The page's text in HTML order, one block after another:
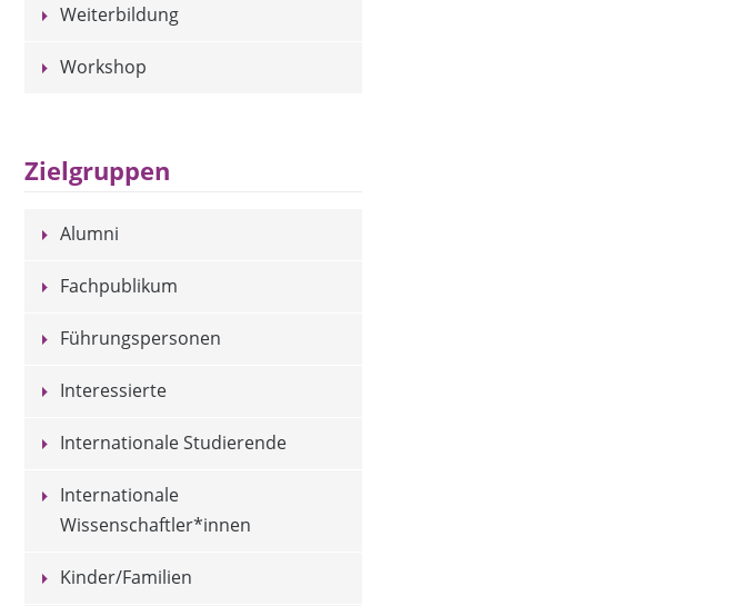
Weiterbildung
Workshop
Zielgruppen
Alumni
Fachpublikum
Führungspersonen
Interessierte
Internationale Studierende
Internationale
Wissenschaftler*innen
Kinder/Familien